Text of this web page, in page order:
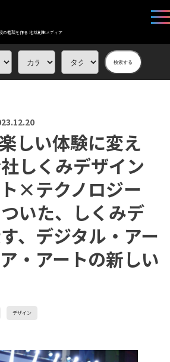
の循環を作る 地域創生メディア
検索する
しい体験に変え
しくみデザイン
×テクノロジー
いた、しくみデ
、デジタル・アー
・アートの新しい
デザイン